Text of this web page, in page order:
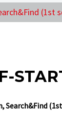
(1st
Search&Find